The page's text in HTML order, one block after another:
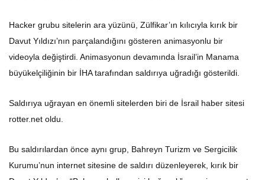
Hacker grubu sitelerin ara yüzünü, Zülfikar’ın kılıcıyla kırık bir
Davut Yıldızı’nın parçalandığını gösteren animasyonlu bir
videoyla değiştirdi. Animasyonun devamında İsrail’in Manama
büyükelçiliğinin bir İHA tarafından saldırıya uğradığı gösterildi.
Saldırıya uğrayan en önemli sitelerden biri de İsrail haber sitesi
rotter.net oldu.
Bu saldırılardan önce aynı grup, Bahreyn Turizm ve Sergicilik
Kurumu’nun internet sitesine de saldırı düzenleyerek, kırık bir